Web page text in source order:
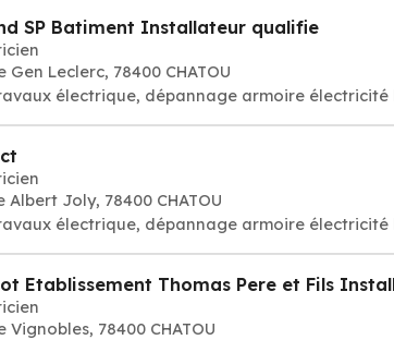
SP Batiment Installateur qualifie
Gen Leclerc, 78400 CHATOU
électrique, dépannage armoire
Albert Joly, 78400 CHATOU
électrique, dépannage armoire
Etablissement Thomas Pere et Fils
Vignobles, 78400 CHATOU